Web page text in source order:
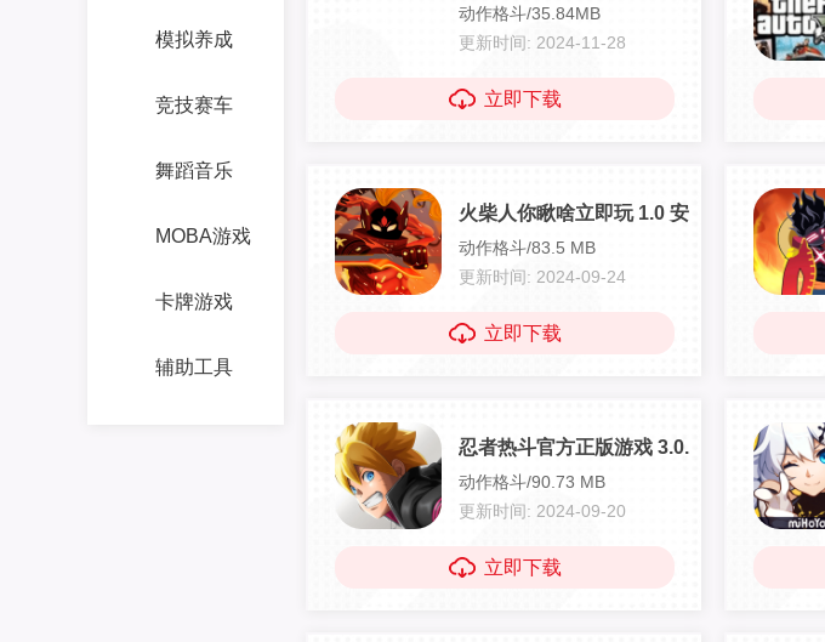
模拟养成
竞技赛车
舞蹈音乐
MOBA游戏
卡牌游戏
辅助工具
动作格斗/35.84MB
更新时间: 2024-11-28
立即下载
火柴人你瞅啥立即玩 1.0 安卓版
动作格斗/83.5 MB
更新时间: 2024-09-24
立即下载
忍者热斗官方正版游戏 3.0.2 安卓版
动作格斗/90.73 MB
更新时间: 2024-09-20
立即下载